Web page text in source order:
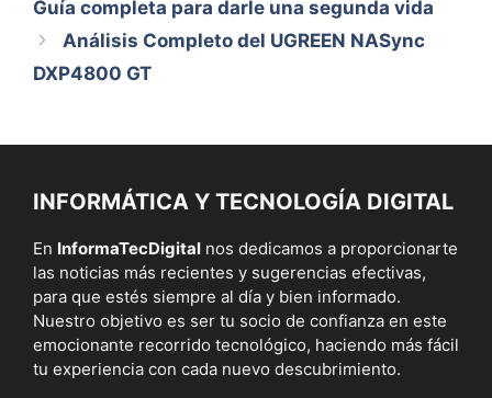
Guía completa para darle una segunda vida
Análisis Completo del UGREEN NASync
DXP4800 GT
INFORMÁTICA Y TECNOLOGÍA DIGITAL
En InformaTecDigital nos dedicamos a proporcionarte
las noticias más recientes y sugerencias efectivas,
para que estés siempre al día y bien informado.
Nuestro objetivo es ser tu socio de confianza en este
emocionante recorrido tecnológico, haciendo más fácil
tu experiencia con cada nuevo descubrimiento.